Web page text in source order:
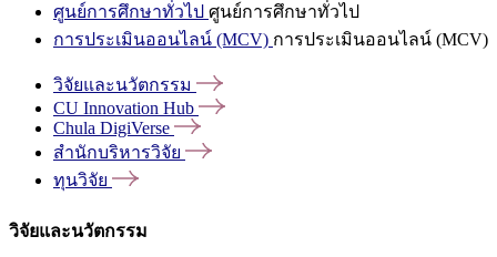
ศูนย์การศึกษาทั่วไป ศูนย์การศึกษาทั่วไป
การประเมินออนไลน์ (MCV) การประเมินออนไลน์ (MCV)
วิจัยและนวัตกรรม
CU Innovation Hub
Chula DigiVerse
สำนักบริหารวิจัย
ทุนวิจัย
วิจัยและนวัตกรรม